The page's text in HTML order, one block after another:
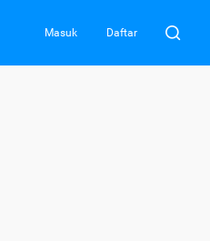
Masuk Daftar